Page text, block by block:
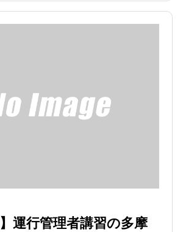
】運行管理者講習の多摩